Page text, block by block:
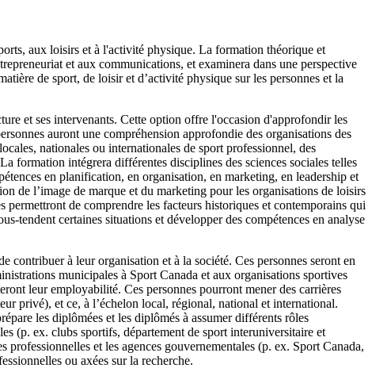
aux loisirs et à l'activité physique. La formation théorique et
et aux communications, et examinera dans une perspective
de sport, de loisir et d’activité physique sur les personnes et la
et ses intervenants. Cette option offre l'occasion d'approfondir les
auront une compréhension approfondie des organisations des
nationales ou internationales de sport professionnel, des
formation intégrera différentes disciplines des sciences sociales telles
en planification, en organisation, en marketing, en leadership et
de l’image de marque et du marketing pour les organisations de loisirs
permettront de comprendre les facteurs historiques et contemporains qui
tendent certaines situations et développer des compétences en analyse
à leur organisation et à la société. Ces personnes seront en
municipales à Sport Canada et aux organisations sportives
leur employabilité. Ces personnes pourront mener des carrières
privé), et ce, à l’échelon local, régional, national et international.
les diplômées et les diplômés à assumer différents rôles
(p. ex. clubs sportifs, département de sport interuniversitaire et
et les agences gouvernementales (p. ex. Sport Canada,
ou axées sur la recherche.